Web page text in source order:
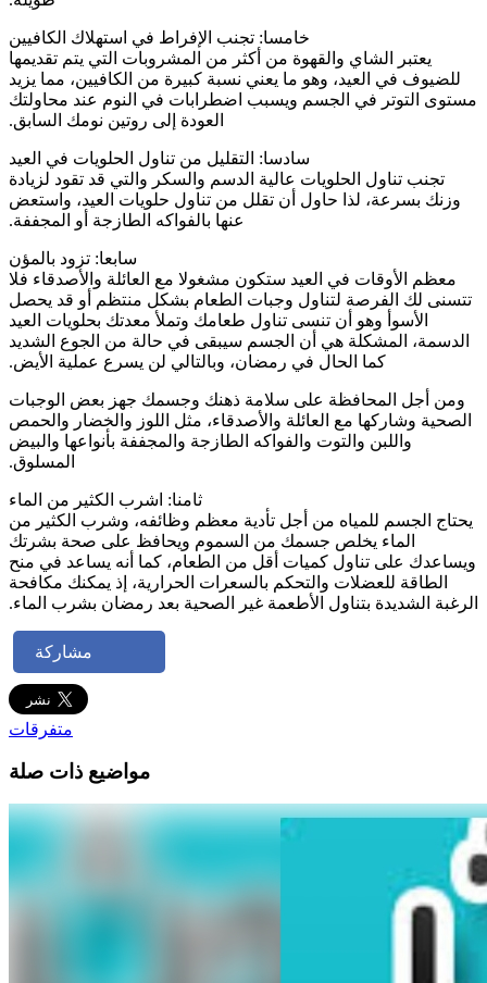
خامسا: تجنب الإفراط في استهلاك الكافيين
‫يعتبر الشاي والقهوة من أكثر من المشروبات التي يتم تقديمها
للضيوف في ‫العيد، وهو ما يعني نسبة كبيرة من الكافيين، مما يزيد
مستوى التوتر في ‫الجسم ويسبب اضطرابات في النوم عند محاولتك
العودة إلى روتين نومك السابق.
سادسا: التقليل من تناول الحلويات في العيد
‫تجنب تناول الحلويات عالية الدسم والسكر والتي قد تقود لزيادة
وزنك بسرعة، لذا حاول ‫أن تقلل من تناول حلويات العيد، واستعض
عنها بالفواكه الطازجة أو المجففة.
‫معظم الأوقات في العيد ستكون مشغولا مع العائلة والأصدقاء فلا
تتسنى ‫لك الفرصة لتناول وجبات الطعام بشكل منتظم أو قد يحصل
الأسوأ وهو أن ‫تنسى تناول طعامك وتملأ معدتك بحلويات العيد
الدسمة، المشكلة هي أن الجسم سيبقى في حالة من الجوع الشديد
كما الحال في رمضان، وبالتالي لن ‫يسرع عملية الأيض.
‫ومن أجل المحافظة على سلامة ذهنك وجسمك جهز بعض الوجبات
الصحية ‫وشاركها مع العائلة والأصدقاء، مثل اللوز والخضار والحمص
واللبن والتوت ‫والفواكه الطازجة والمجففة بأنواعها والبيض
المسلوق.
‫يحتاج الجسم للمياه من أجل تأدية معظم وظائفه، وشرب الكثير من
الماء ‫يخلص جسمك من السموم ويحافظ على صحة بشرتك
ويساعدك على تناول كميات أقل ‫من الطعام، كما أنه يساعد في منح
الطاقة للعضلات والتحكم بالسعرات الحرارية، إذ يمكنك مكافحة
الرغبة الشديدة ‫بتناول الأطعمة غير الصحية بعد رمضان بشرب الماء.
مشاركة
متفرقات
مواضيع ذات صلة